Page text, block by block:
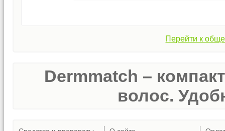
Перейти к
Dermmatch –
волос.